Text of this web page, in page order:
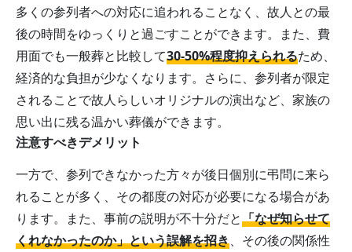
多くの参列者への対応に追われることなく、故人との最
後の時間をゆっくりと過ごすことができます。また、費
用面でも一般葬と比較して30-50%程度抑えられるため、
経済的な負担が少なくなります。さらに、参列者が限定
されることで故人らしいオリジナルの演出など、家族の
思い出に残る温かい葬儀ができます。
注意すべきデメリット
一方で、参列できなかった方々が後日個別に弔問に来ら
れることが多く、その都度の対応が必要になる場合があ
ります。また、事前の説明が不十分だと「なぜ知らせて
くれなかったのか」という誤解を招き、その後の関係性